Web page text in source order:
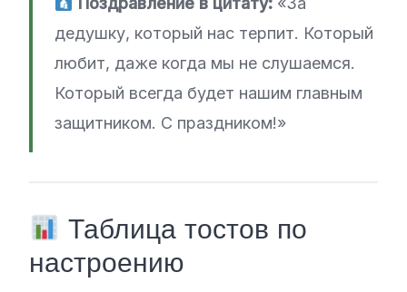
дедушку, который нас терпит. Который
любит, даже когда мы не слушаемся.
Который всегда будет нашим главным
защитником. С праздником!»
Таблица тостов по
настроению